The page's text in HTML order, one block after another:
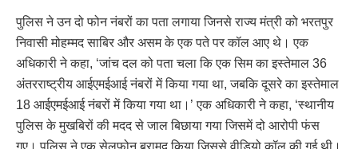
पुलिस ने उन दो फोन नंबरों का पता लगाया जिनसे राज्य मंत्री को भरतपुर
निवासी मोहम्मद साबिर और असम के एक पते पर कॉल आए थे। एक
अधिकारी ने कहा, ‘जांच दल को पता चला कि एक सिम का इस्तेमाल 36
अंतरराष्ट्रीय आईएमईआई नंबरों में किया गया था, जबकि दूसरे का इस्तेमाल
18 आईएमईआई नंबरों में किया गया था।’ एक अधिकारी ने कहा, ‘स्थानीय
पुलिस के मुखबिरों की मदद से जाल बिछाया गया जिसमें दो आरोपी फंस
गए। पुलिस ने एक सेलफोन बरामद किया जिससे वीडियो कॉल की गई थी।